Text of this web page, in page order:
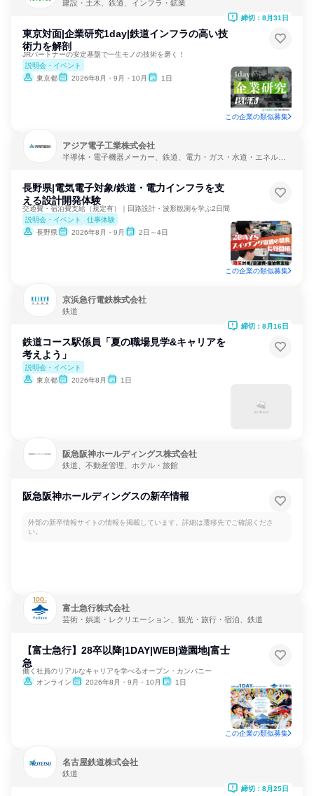
建設・土木、鉄道、インフラ・鉱業
東京対面|企業研究1day|鉄道インフラの高い技
術力を解剖
JRパートナーの安定基盤で一生モノの技術を磨く！
説明会・イベント
東京都
2026年8月・9月・10月 1日
締切：8月31日
この企業の類似募集
アジア電子工業株式会社
半導体・電子機器メーカー、鉄道、電力・ガス・水道・エネルギ
長野県|電気電子対象/鉄道・電力インフラを支
える設計開発体験
交通費・宿泊費支給（規定有）｜回路設計・波形観測を学ぶ2日間
説明会・イベント
仕事体験
長野県
2026年8月・9月 2日～4日
この企業の類似募集
京浜急行電鉄株式会社
鉄道
鉄道コース駅係員「夏の職場見学&キャリアを
考えよう」
説明会・イベント
東京都
2026年8月 1日
締切：8月16日
阪急阪神ホールディングス株式会社
鉄道、不動産管理、ホテル・旅館
阪急阪神ホールディングスの新卒情報
外部の新卒情報サイトの情報を掲載しています。詳細は遷移先でご確認くださ
い。
富士急行株式会社
芸術・娯楽・レクリエーション、観光・旅行・宿泊、鉄道
【富士急行】28卒以降|1DAY|WEB|遊園地|富士
急
働く社員のリアルなキャリアを学べるオープン・カンパニー
オンライン
2026年8月・9月・10月 1日
この企業の類似募集
名古屋鉄道株式会社
鉄道
締切：8月25日